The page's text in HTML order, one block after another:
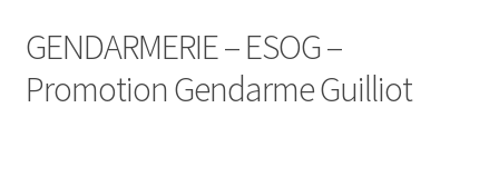
GENDARMERIE – ESOG –
Promotion Gendarme Guilliot